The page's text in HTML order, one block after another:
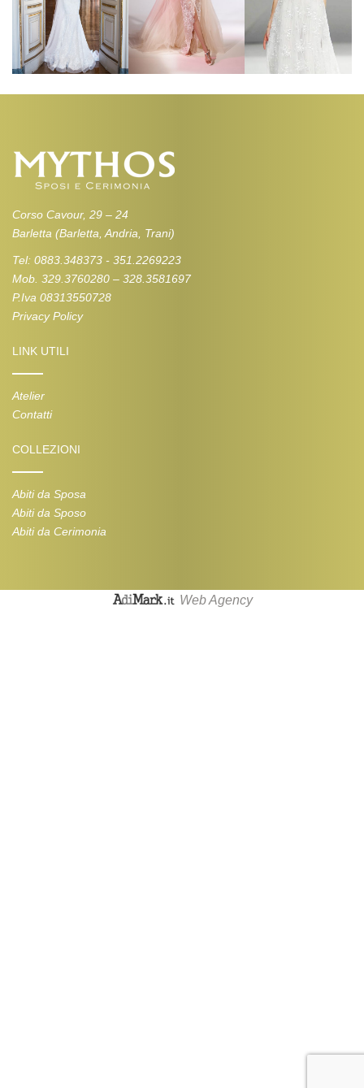
Corso Cavour, 29 – 24
Barletta (Barletta, Andria, Trani)
Tel: 0883.348373 - 351.2269223
Mob. 329.3760280 – 328.3581697
P.Iva 08313550728
Privacy Policy
LINK UTILI
Atelier
Contatti
COLLEZIONI
Abiti da Sposa
Abiti da Sposo
Abiti da Cerimonia
Web Agency